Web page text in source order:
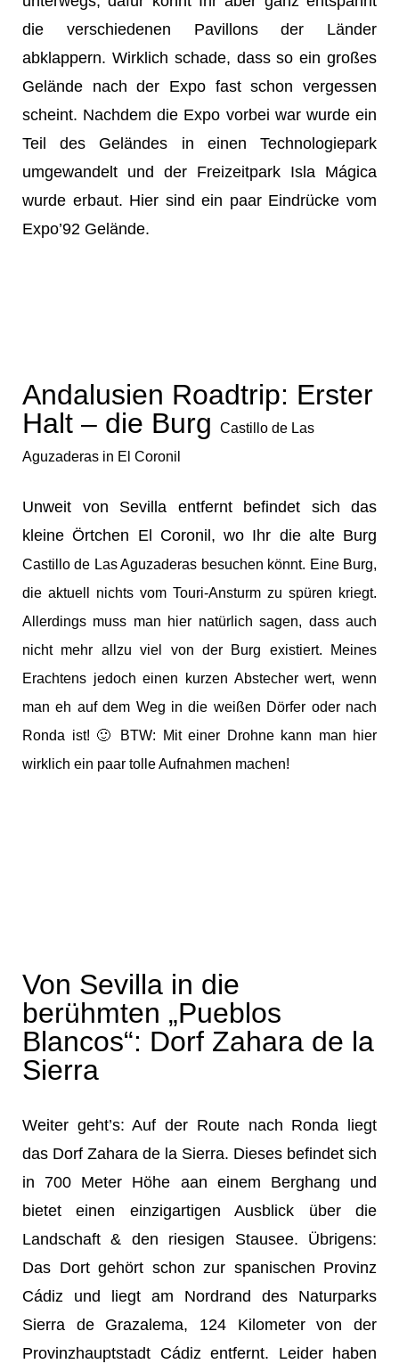
die verschiedenen Pavillons der Länder
abklappern. Wirklich schade, dass so ein großes
Gelände nach der Expo fast schon vergessen
scheint. Nachdem die Expo vorbei war wurde ein
Teil des Geländes in einen Technologiepark
umgewandelt und der Freizeitpark Isla Mágica
wurde erbaut. Hier sind ein paar Eindrücke vom
Expo’92 Gelände.
Andalusien Roadtrip: Erster
Halt – die Burg
Castillo de Las
Aguzaderas in El Coronil
Unweit von Sevilla entfernt befindet sich das
kleine Örtchen El Coronil, wo Ihr die alte Burg
Castillo de Las Aguzaderas besuchen könnt. Eine Burg,
die aktuell nichts vom Touri-Ansturm zu spüren kriegt.
Allerdings muss man hier natürlich sagen, dass auch
nicht mehr allzu viel von der Burg existiert. Meines
Erachtens jedoch einen kurzen Abstecher wert, wenn
man eh auf dem Weg in die weißen Dörfer oder nach
Ronda ist! 🙂 BTW: Mit einer Drohne kann man hier
wirklich ein paar tolle Aufnahmen machen!
Von Sevilla in die
berühmten „Pueblos
Blancos“: Dorf Zahara de la
Sierra
Weiter geht’s: Auf der Route nach Ronda liegt
das Dorf Zahara de la Sierra. Dieses befindet sich
in 700 Meter Höhe aan einem Berghang und
bietet einen einzigartigen Ausblick über die
Landschaft & den riesigen Stausee. Übrigens:
Das Dort gehört schon zur spanischen Provinz
Cádiz und liegt am Nordrand des Naturparks
Sierra de Grazalema, 124 Kilometer von der
Provinzhauptstadt Cádiz entfernt. Leider haben